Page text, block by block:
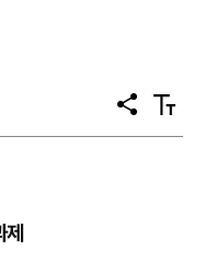
공
유
텍
스